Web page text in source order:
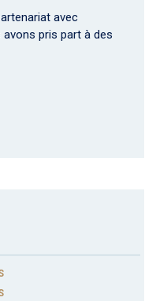
avec
avons pris part à des